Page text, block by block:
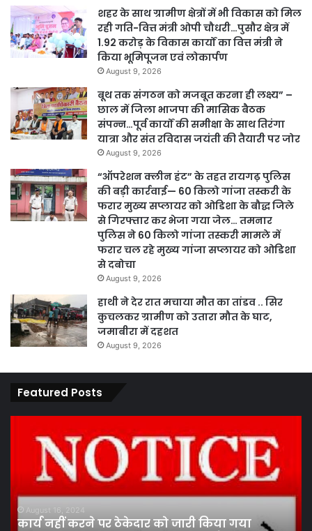
शहर के साथ ग्रामीण क्षेत्रों में भी विकास को मिल
रही गति-वित्त मंत्री ओपी चौधरी…पुसौर क्षेत्र में
1.92 करोड़ के विकास कार्यों का वित्त मंत्री ने
किया भूमिपूजन एवं लोकार्पण
August 9, 2026
बूथ तक संगठन को मजबूत करना ही लक्ष्य” –
छाल में जिला भाजपा की मासिक बैठक
संपन्न…पूर्व कार्यों की समीक्षा के साथ तिरंगा
यात्रा और संत रविदास जयंती की तैयारी पर जोर
August 9, 2026
“ऑपरेशन क्लीन हंट” के तहत रायगढ़ पुलिस
की बड़ी कार्रवाई— 60 किलो गांजा तस्करी के
फरार मुख्य सप्लायर को ओडिशा के बौद्ध जिले
से गिरफ्तार कर भेजा गया जेल… तमनार
पुलिस ने 60 किलो गांजा तस्करी मामले में
फरार चल रहे मुख्य गांजा सप्लायर को ओडिशा
से दबोचा
August 9, 2026
हाथी ने देर रात मचाया मौत का तांडव .. सिर
कुचलकर ग्रामीण को उतारा मौत के घाट,
जमाबीरा में दहशत
August 9, 2026
Featured Posts
एवं
कानूनी
प्रक्रिया
के
तहत
पांच
सदस्य
August 13, 2024
पारदर्शिता एवं कानूनी प्रक्रिया के तहत पांच सदस्य
निर्वाचन मंडल ने कराया सफल चुनाव …श्याम